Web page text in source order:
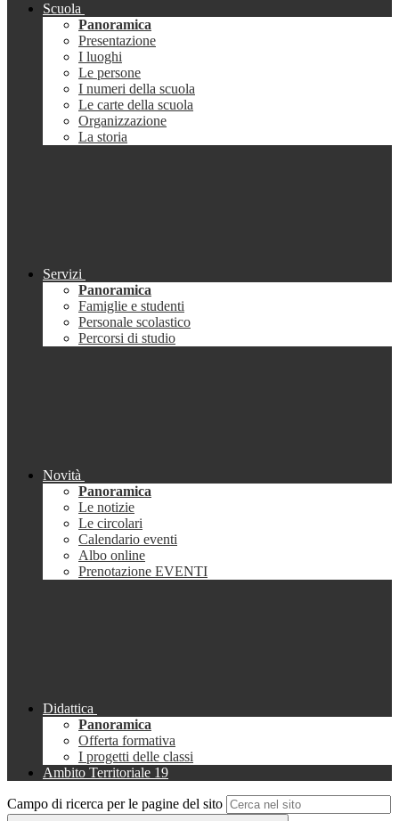
Scuola
Panoramica
Presentazione
I luoghi
Le persone
I numeri della scuola
Le carte della scuola
Organizzazione
La storia
Servizi
Panoramica
Famiglie e studenti
Personale scolastico
Percorsi di studio
Novità
Panoramica
Le notizie
Le circolari
Calendario eventi
Albo online
Prenotazione EVENTI
Didattica
Panoramica
Offerta formativa
I progetti delle classi
Ambito Territoriale 19
Campo di ricerca per le pagine del sito